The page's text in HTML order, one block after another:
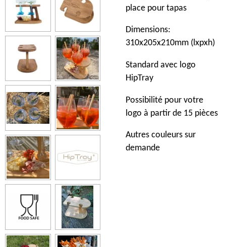
place pour tapas
Dimensions:
310x205x210mm (lxpxh)
Standard avec logo
HipTray
Possibilité pour votre
logo à partir de 15 pièces
Autres couleurs sur
demande